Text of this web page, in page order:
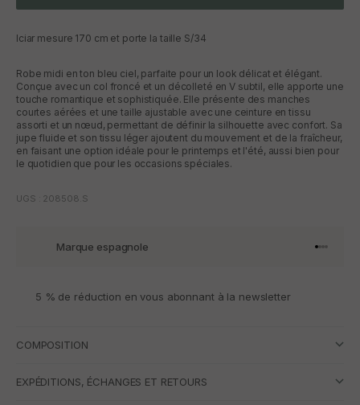
Iciar mesure 170 cm et porte la taille S/34
Robe midi en ton bleu ciel, parfaite pour un look délicat et élégant.
Conçue avec un col froncé et un décolleté en V subtil, elle apporte une
touche romantique et sophistiquée. Elle présente des manches
courtes aérées et une taille ajustable avec une ceinture en tissu
assorti et un nœud, permettant de définir la silhouette avec confort. Sa
jupe fluide et son tissu léger ajoutent du mouvement et de la fraîcheur,
en faisant une option idéale pour le printemps et l'été, aussi bien pour
le quotidien que pour les occasions spéciales.
UGS : 208508.S
Marque espagnole Aller à
Aller à
Aller à
Aller
5 % de réduction en vous abonnant à la newsletter
COMPOSITION
EXPÉDITIONS, ÉCHANGES ET RETOURS